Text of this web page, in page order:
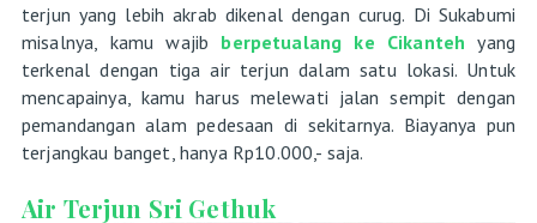
terjun yang lebih akrab dikenal dengan curug. Di Sukabumi
misalnya, kamu wajib berpetualang ke Cikanteh yang
terkenal dengan tiga air terjun dalam satu lokasi. Untuk
mencapainya, kamu harus melewati jalan sempit dengan
pemandangan alam pedesaan di sekitarnya. Biayanya pun
terjangkau banget, hanya Rp10.000,- saja.
Air Terjun Sri Gethuk